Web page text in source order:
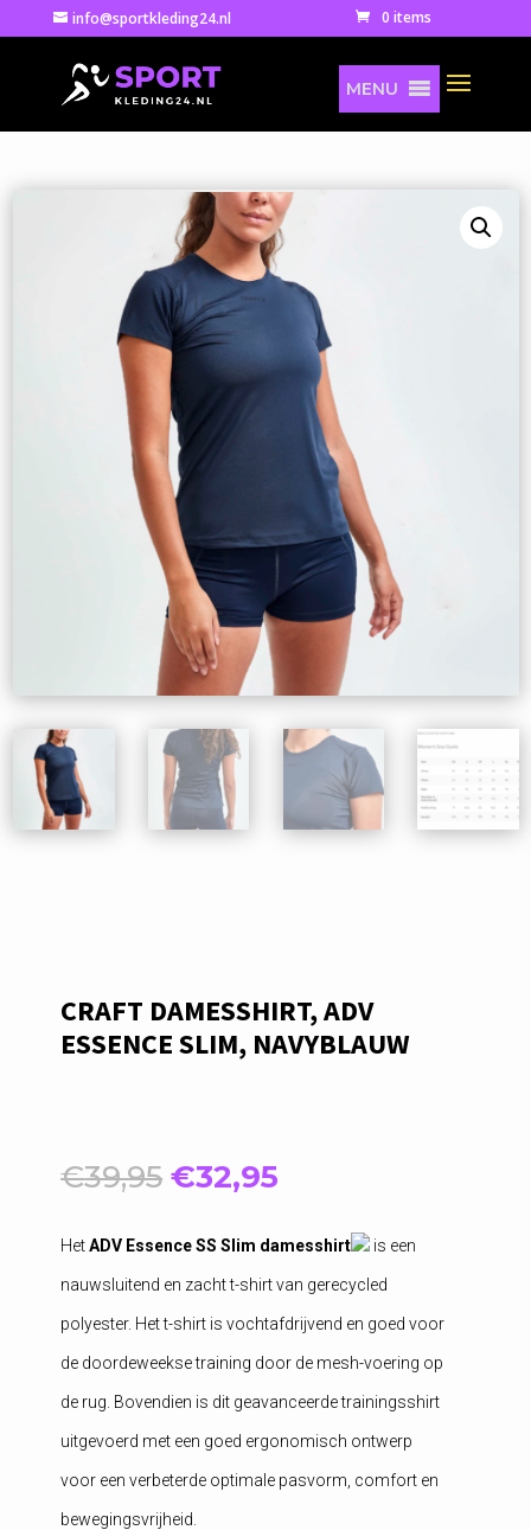
info@sportkleding24.nl 0 items
MENU
CRAFT DAMESSHIRT, ADV
ESSENCE SLIM, NAVYBLAUW
€39,95 Oorspronkelijke
prijs
was:
€39,95.
€32,95
€32,95.
HetADV Essence SS Slim damesshirt is een
nauwsluitend en zacht t-shirt van gerecycled
polyester. Het t-shirt is vochtafdrijvend en goed voor
de doordeweekse training door de mesh-voering op
de rug. Bovendien is dit geavanceerde trainingsshirt
uitgevoerd met een goed ergonomisch ontwerp
voor een verbeterde optimale pasvorm, comfort en
bewegingsvrijheid.